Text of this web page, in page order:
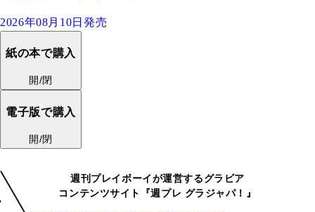
2026年08月10日発売
紙の本で購入
開/閉
電子版で購入
開/閉
週刊プレイボーイが運営するグラビア
コンテンツサイト『週プレ グラジャパ！』